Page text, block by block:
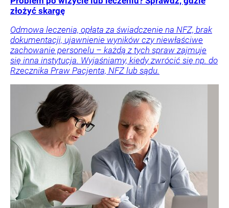
złożyć skargę
Odmowa leczenia, opłata za świadczenie na NFZ, brak
dokumentacji, ujawnienie wyników czy niewłaściwe
zachowanie personelu – każdą z tych spraw zajmuje
się inna instytucja. Wyjaśniamy, kiedy zwrócić się np. do
Rzecznika Praw Pacjenta, NFZ lub sądu.